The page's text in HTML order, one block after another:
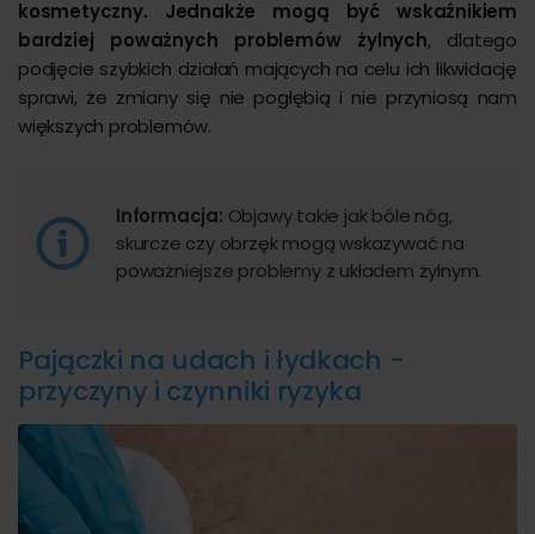
kosmetyczny. Jednakże mogą być wskaźnikiem
bardziej poważnych problemów żylnych, dlatego
podjęcie szybkich działań mających na celu ich likwidację
sprawi, że zmiany się nie pogłębią i nie przyniosą nam
większych problemów.
Informacja: Objawy takie jak bóle nóg,
skurcze czy obrzęk mogą wskazywać na
poważniejsze problemy z układem żylnym.
Pajączki na udach i łydkach -
przyczyny i czynniki ryzyka